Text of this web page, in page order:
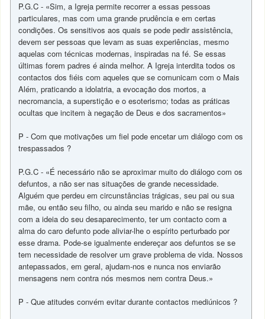
P.G.C - «Sim, a Igreja permite recorrer a essas pessoas
particulares, mas com uma grande prudência e em certas
condições. Os sensitivos aos quais se pode pedir assistência,
devem ser pessoas que levam as suas experiências, mesmo
aquelas com técnicas modernas, inspiradas na fé. Se essas
últimas forem padres é ainda melhor. A Igreja interdita todos os
contactos dos fiéis com aqueles que se comunicam com o Mais
Além, praticando a idolatria, a evocação dos mortos, a
necromancia, a superstição e o esoterismo; todas as práticas
ocultas que incitem à negação de Deus e dos sacramentos»
P - Com que motivações um fiel pode encetar um diálogo com os
trespassados ?
P.G.C - «É necessário não se aproximar muito do diálogo com os
defuntos, a não ser nas situações de grande necessidade.
Alguém que perdeu em circunstâncias trágicas, seu pai ou sua
mãe, ou então seu filho, ou ainda seu marido e não se resigna
com a ideia do seu desaparecimento, ter um contacto com a
alma do caro defunto pode aliviar-lhe o espírito perturbado por
esse drama. Pode-se igualmente endereçar aos defuntos se se
tem necessidade de resolver um grave problema de vida. Nossos
antepassados, em geral, ajudam-nos e nunca nos enviarão
mensagens nem contra nós mesmos nem contra Deus.»
P - Que atitudes convém evitar durante contactos mediúnicos ?